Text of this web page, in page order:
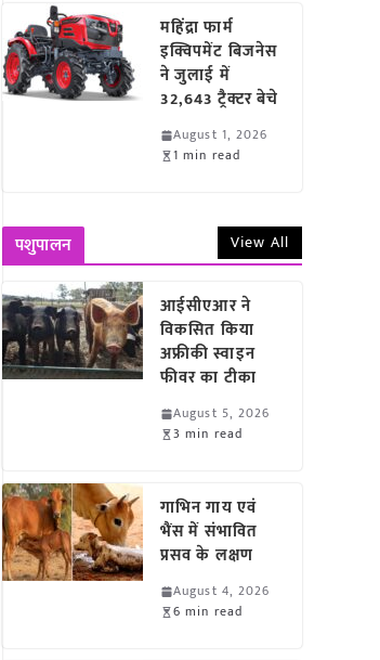
महिंद्रा फार्म
इक्विपमेंट बिजनेस
ने जुलाई में
32,643 ट्रैक्टर बेचे
August 1, 2026
1 min read
पशुपालन View All
आईसीएआर ने
विकसित किया
अफ्रीकी स्वाइन
फीवर का टीका
August 5, 2026
3 min read
गाभिन गाय एवं
भैंस में संभावित
प्रसव के लक्षण
August 4, 2026
6 min read